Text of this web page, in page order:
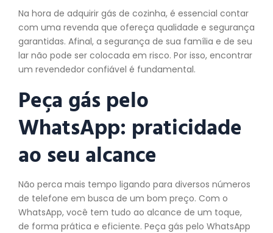
Na hora de adquirir gás de cozinha, é essencial contar
com uma revenda que ofereça qualidade e segurança
garantidas. Afinal, a segurança de sua família e de seu
lar não pode ser colocada em risco. Por isso, encontrar
um revendedor confiável é fundamental.
Peça gás pelo
WhatsApp: praticidade
ao seu alcance
Não perca mais tempo ligando para diversos números
de telefone em busca de um bom preço. Com o
WhatsApp, você tem tudo ao alcance de um toque,
de forma prática e eficiente. Peça gás pelo WhatsApp